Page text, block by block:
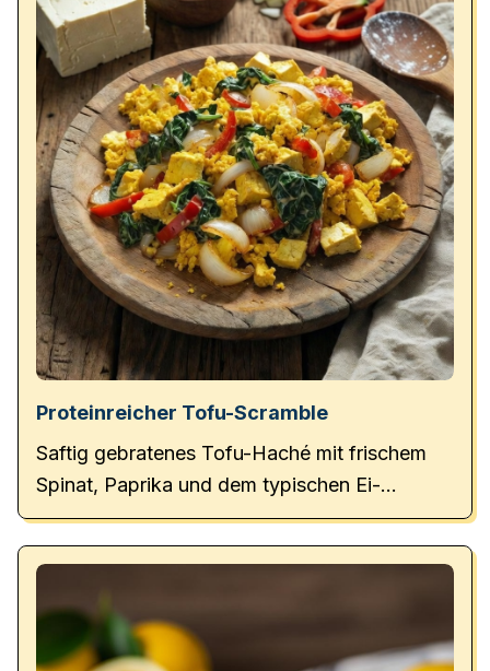
Proteinreicher Tofu-Scramble
Saftig gebratenes Tofu-Haché mit frischem
Spinat, Paprika und dem typischen Ei-
Geschmack durch Kala Namak.